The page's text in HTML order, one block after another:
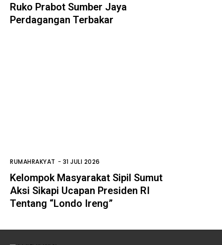
Ruko Prabot Sumber Jaya
Perdagangan Terbakar
RUMAHRAKYAT - 31 JULI 2026
Kelompok Masyarakat Sipil Sumut
Aksi Sikapi Ucapan Presiden RI
Tentang “Londo Ireng”